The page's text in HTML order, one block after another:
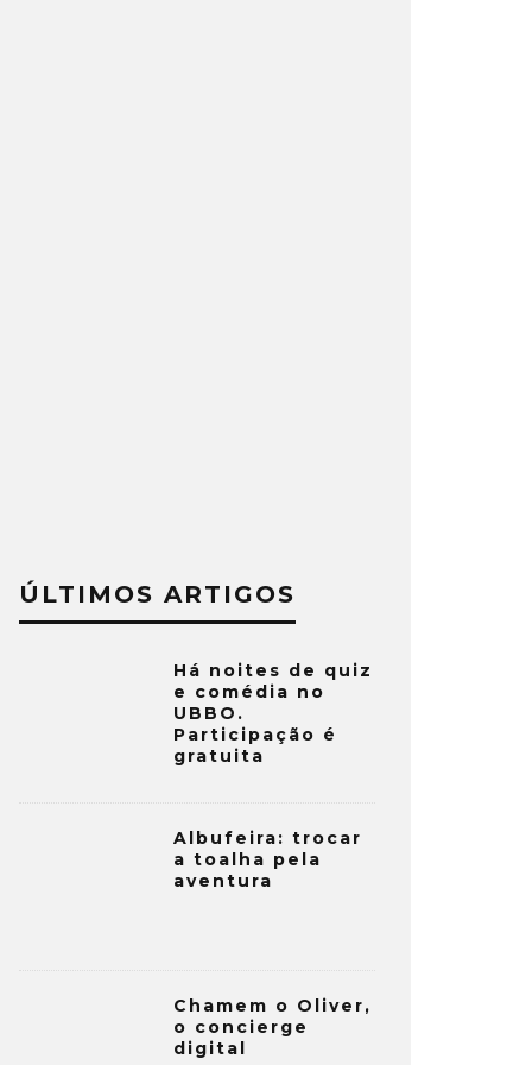
ÚLTIMOS ARTIGOS
Há noites de quiz
e comédia no
UBBO.
Participação é
gratuita
Albufeira: trocar
a toalha pela
aventura
Chamem o Oliver,
o concierge
digital